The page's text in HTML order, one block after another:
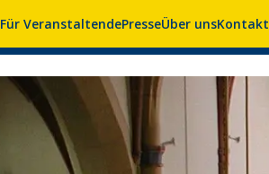
Für VeranstaltendePresseÜber unsKontakt